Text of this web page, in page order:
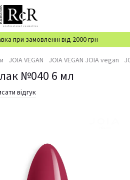
при замовленні від 2000 грн
JOIA VEGAN JOIA VEGAN JOIA vegan
№040 6 мл
відгук